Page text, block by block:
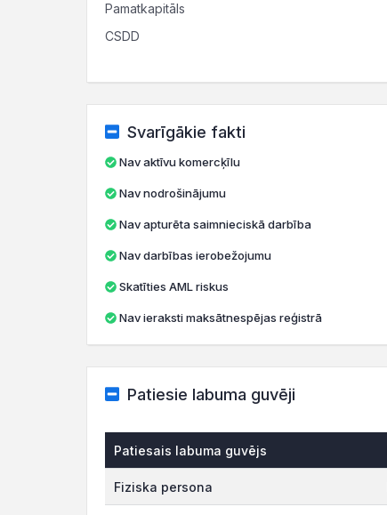
Pamatkapitāls
CSDD
Svarīgākie fakti
Nav aktīvu komercķīlu
Nav nodrošinājumu
Nav apturēta saimnieciskā darbība
Nav darbības ierobežojumu
Skatīties AML riskus
Nav ieraksti maksātnespējas reģistrā
Patiesie labuma guvēji
Patiesais labuma guvējs
Fiziska persona